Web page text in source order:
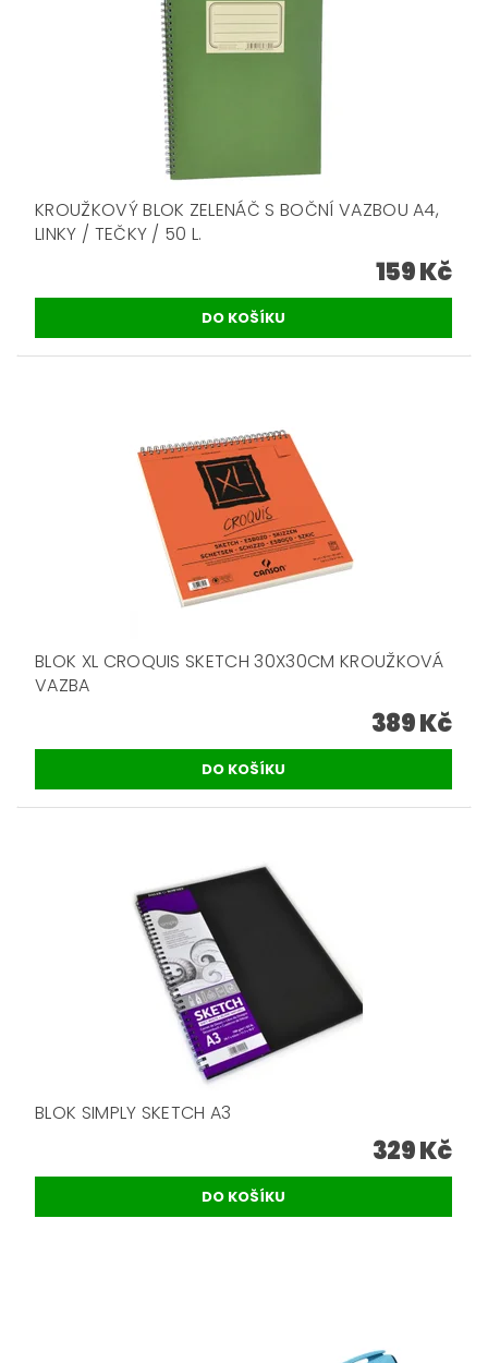
KROUŽKOVÝ BLOK ZELENÁČ S BOČNÍ VAZBOU A4,
LINKY / TEČKY / 50 L.
159 Kč
BLOK XL CROQUIS SKETCH 30X30CM KROUŽKOVÁ
VAZBA
389 Kč
BLOK SIMPLY SKETCH A3
329 Kč